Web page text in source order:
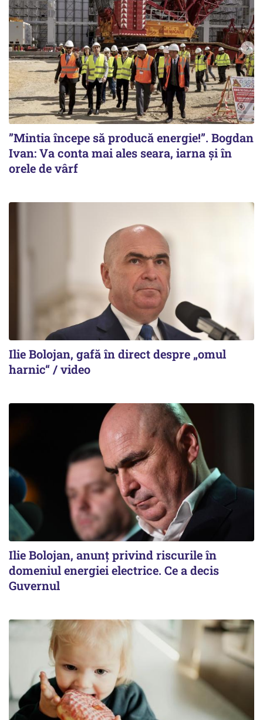
”Mintia începe să producă energie!”. Bogdan
Ivan: Va conta mai ales seara, iarna și în
orele de vârf
Ilie Bolojan, gafă în direct despre „omul
harnic“ / video
Ilie Bolojan, anunț privind riscurile în
domeniul energiei electrice. Ce a decis
Guvernul